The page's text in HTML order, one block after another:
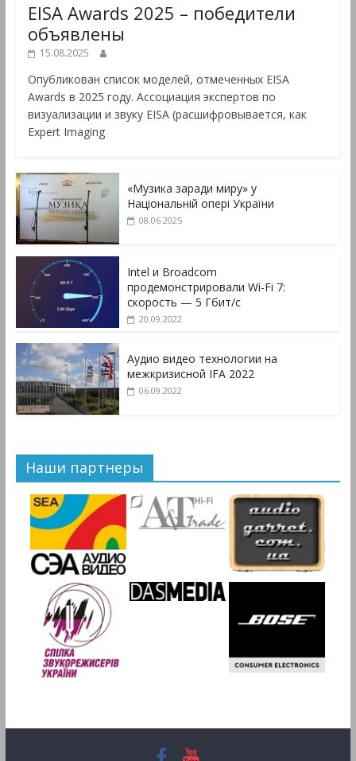
EISA Awards 2025 – победители
объявлены
15.08.2025
Опубликован список моделей, отмеченных EISA
Awards в 2025 году. Ассоциация экспертов по
визуализации и звуку EISA (расшифровывается, как
Expert Imaging
«Музика заради миру» у
Національній опері України
08.06.2025
Intel и Broadcom
продемонстрировали Wi-Fi 7:
скорость — 5 Гбит/с
20.09.2022
Аудио видео технологии на
межкризисной IFA 2022
06.09.2022
Наши партнеры